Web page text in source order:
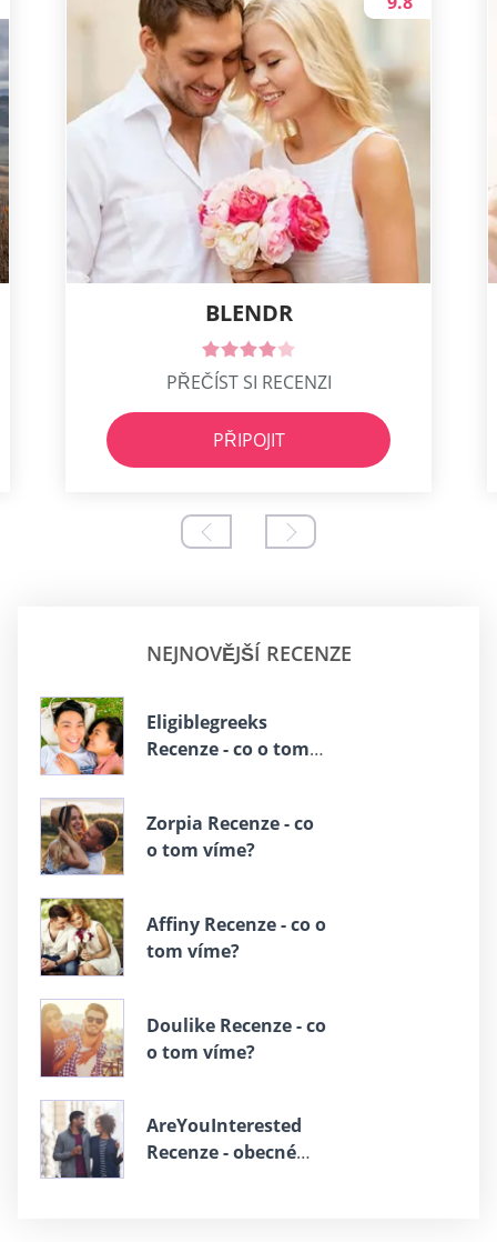
BLENDR
PŘEČÍST SI RECENZI
PŘIPOJIT
NEJNOVĚJŠÍ RECENZE
Eligiblegreeks
Recenze - co o tom
Zorpia Recenze - co
o tom víme?
Affiny Recenze - co o
tom víme?
Doulike Recenze - co
o tom víme?
AreYouInterested
Recenze - obecné